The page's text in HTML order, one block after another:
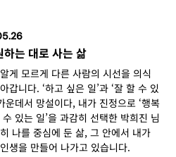
하는 대로 사는 삶
게 모르게 다른 사람의 시선을 의식
갑니다. ‘하고 싶은 일’과 ‘잘 할 수 있
운데서 망설이다, 내가 진정으로 ‘행복
있는 일’을 과감히 선택한 박희진 님
나를 중심에 둔 삶, 그 안에서 내가
생을 만들어 나가고 있습니다.